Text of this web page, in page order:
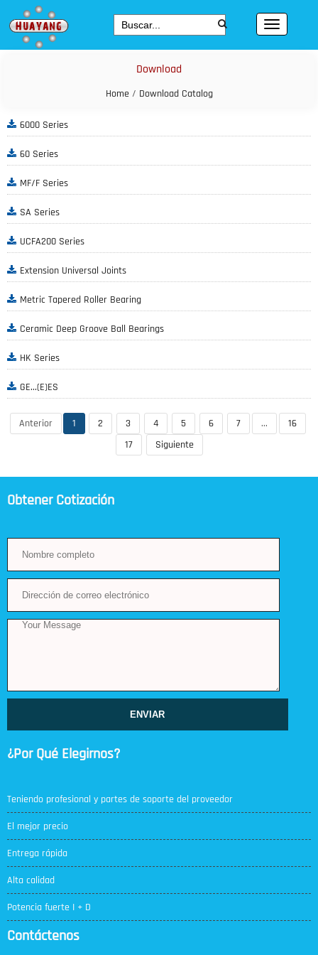
Download
Home/ Download Catalog
6000 Series
60 Series
MF/F Series
SA Series
UCFA200 Series
Extension Universal Joints
Metric Tapered Roller Bearing
Ceramic Deep Groove Ball Bearings
HK Series
GE...(E)ES
Anterior 1 2 3 4 5 6 7 ...
16
17
Siguiente
Obtener Cotización
ENVIAR
¿Por Qué Elegirnos?
Teniendo profesional y partes de soporte del proveedor
El mejor precio
Entrega rápida
Alta calidad
Potencia fuerte I + D
Contáctenos